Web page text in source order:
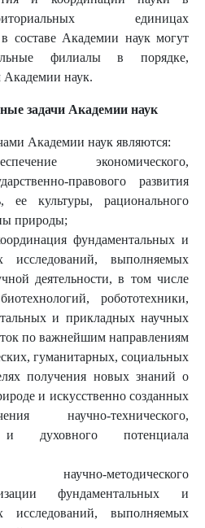
единицах
составе Академии наук могут
филиалы в порядке,
Академии наук.
задачи Академии наук
Академии наук являются:
экономического,
правового развития
ее культуры, рационального
природы;
фундаментальных и
исследований, выполняемых
деятельности, в том числе
робототехники,
и прикладных научных
по важнейшим направлениям
гуманитарных, социальных
получения новых знаний о
и искусственно созданных
научно-технического,
и духовного потенциала
научно-методического
фундаментальных и
исследований, выполняемых